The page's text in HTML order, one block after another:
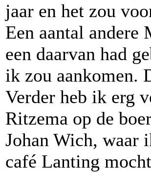
jaar en het zou
Een aantal andere
een daarvan had
ik zou aankomen.
Verder heb ik erg
Ritzema op de
Johan Wich, waar
café Lanting